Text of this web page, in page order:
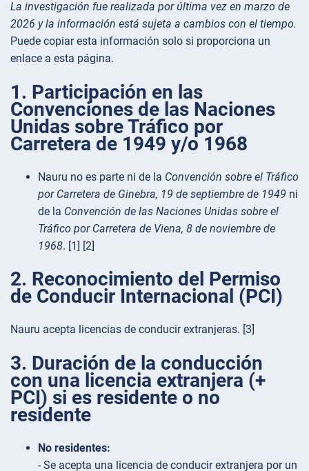
La investigación fue realizada por última vez en marzo de
2026 y la información está sujeta a cambios con el tiempo.
Puede copiar esta información solo si proporciona un
enlace a esta página.
1. Participación en las
Convenciones de las Naciones
Unidas sobre Tráfico por
Carretera de 1949 y/o 1968
Nauru no es parte ni de la Convención sobre el Tráfico
por Carretera de Ginebra, 19 de septiembre de 1949 ni
de la Convención de las Naciones Unidas sobre el
Tráfico por Carretera de Viena, 8 de noviembre de
1968. [1] [2]
2. Reconocimiento del Permiso
de Conducir Internacional (PCI)
Nauru acepta licencias de conducir extranjeras. [3]
3. Duración de la conducción
con una licencia extranjera (+
PCI) si es residente o no
residente
No residentes:
- Se acepta una licencia de conducir extranjera por un